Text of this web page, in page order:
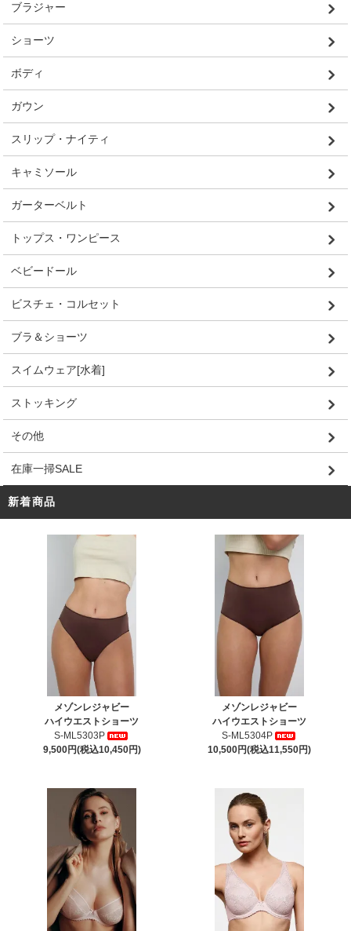
ブラジャー
ショーツ
ボディ
ガウン
スリップ・ナイティ
キャミソール
ガーターベルト
トップス・ワンピース
ベビードール
ビスチェ・コルセット
ブラ＆ショーツ
スイムウェア[水着]
ストッキング
その他
在庫一掃SALE
新着商品
メゾンレジャビー
ハイウエストショーツ
S-ML5303P
9,500円(税込10,450円)
メゾンレジャビー
ハイウエストショーツ
S-ML5304P
10,500円(税込11,550円)